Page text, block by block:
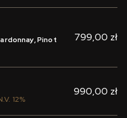
Pinot
799,00 zł
12%
990,00 zł